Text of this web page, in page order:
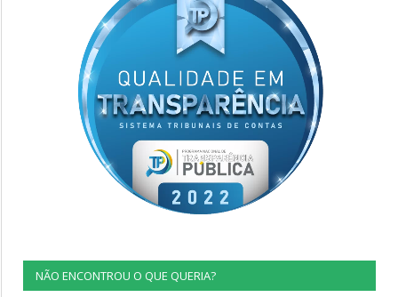
NÃO ENCONTROU O QUE QUERIA?